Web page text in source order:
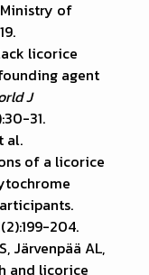
Ministry of
licorice
agent
J
31.
al.
of a licorice
204.
Järvenpää AL,
and licorice